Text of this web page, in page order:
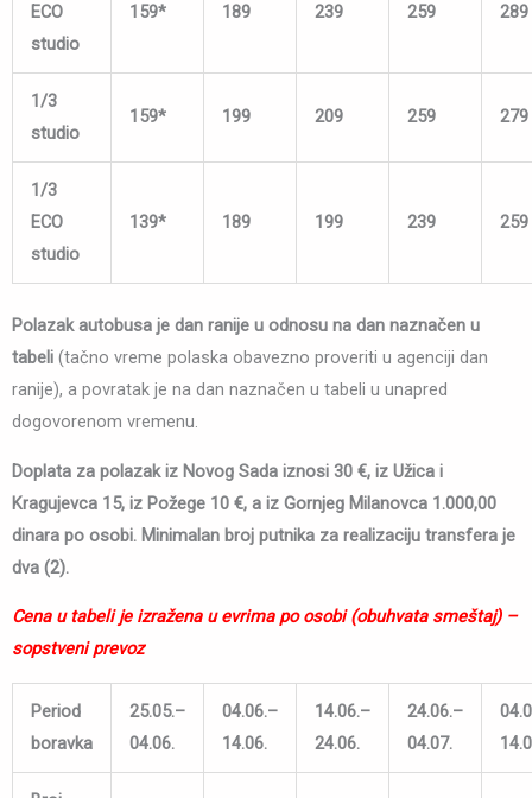
ECO
studio
159* 189 239 259 289
1/3
studio
159* 199 209 259 279
1/3
ECO
studio
139* 189 199 239 259
Polazak autobusa je dan ranije u odnosu na dan naznačen u
tabeli (tačno vreme polaska obavezno proveriti u agenciji dan
ranije), a povratak je na dan naznačen u tabeli u unapred
dogovorenom vremenu.
Doplata za polazak iz Novog Sada iznosi 30 €, iz Užica i
Kragujevca 15, iz Požege 10 €, a iz Gornjeg Milanovca 1.000,00
dinara po osobi. Minimalan broj putnika za realizaciju transfera je
dva (2).
Cena u tabeli je izražena u evrima po osobi (obuhvata smeštaj) –
sopstveni prevoz
Period
boravka
25.05.–
04.06.
04.06.–
14.06.
14.06.–
24.06.
24.06.–
04.07.